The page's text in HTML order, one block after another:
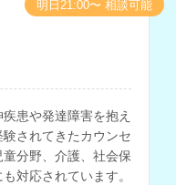
患や発達障害を抱え
されてきたカウンセ
分野、介護、社会保
対応されています。
明日21:00〜 相談可能